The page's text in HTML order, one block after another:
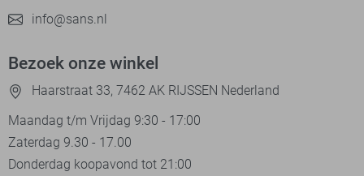
info@sans.nl
Bezoek onze winkel
Haarstraat 33, 7462 AK RIJSSEN Nederland
Maandag t/m Vrijdag 9:30 - 17:00
Zaterdag 9.30 - 17.00
Donderdag koopavond tot 21:00